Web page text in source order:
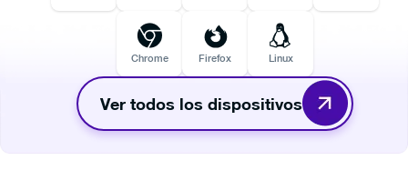
Chrome Firefox Linux
Ver todos los dispositivos